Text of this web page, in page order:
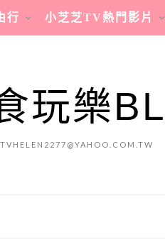
行 小芝芝TV熱門影片
玩樂